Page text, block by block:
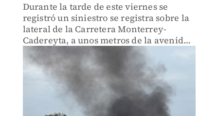
Durante la tarde de este viernes se
registró un siniestro se registra sobre la
lateral de la Carretera Monterrey-
Cadereyta, a unos metros de la avenida
Águila Real.